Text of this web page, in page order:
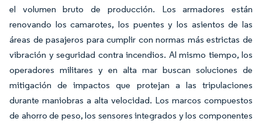
el volumen bruto de producción. Los armadores están
renovando los camarotes, los puentes y los asientos de las
áreas de pasajeros para cumplir con normas más estrictas de
vibración y seguridad contra incendios. Al mismo tiempo, los
operadores militares y en alta mar buscan soluciones de
mitigación de impactos que protejan a las tripulaciones
durante maniobras a alta velocidad. Los marcos compuestos
de ahorro de peso, los sensores integrados y los componentes